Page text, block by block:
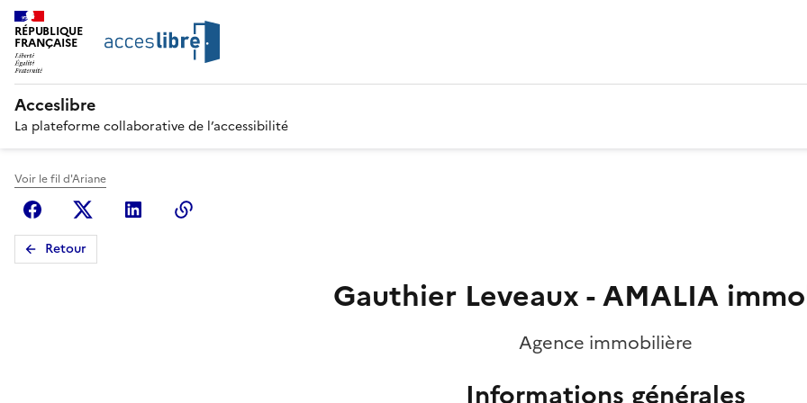
RÉPUBLIQUE
FRANÇAISE
Acceslibre
La plateforme collaborative de l’accessibilité
Voir le fil d'Ariane
FacebookX (anciennement Twitter)
Linkedin
Retour
Gauthier Leveaux - AMALIA
Agence immobilière
Informations générales